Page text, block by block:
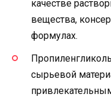
качестве
вещества,
формулах.
сырьевой